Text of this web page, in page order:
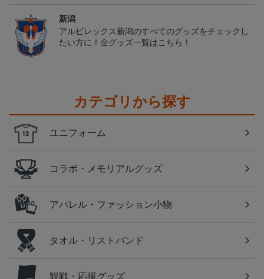
新潟
アルビレックス新潟のすべてのグッズをチェックし
たい方に！全グッズ一覧はこちら！
カテゴリから探す
ユニフォーム
コラボ・メモリアルグッズ
アパレル・ファッション小物
タオル・リストバンド
観戦・応援グッズ